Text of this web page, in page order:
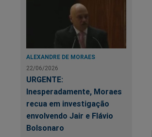
ALEXANDRE DE MORAES
22/06/2026
URGENTE:
Inesperadamente, Moraes
recua em investigação
envolvendo Jair e Flávio
Bolsonaro